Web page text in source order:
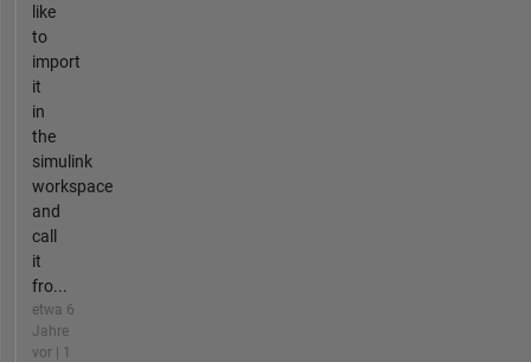
like
to
import
it
in
the
simulink
workspace
and
call
it
fro...
etwa 6
Jahre
vor | 1